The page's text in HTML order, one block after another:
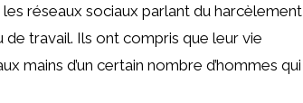
les réseaux sociaux parlant du harcèlement
travail. Ils ont compris que leur vie
mains d’un certain nombre d’hommes qui